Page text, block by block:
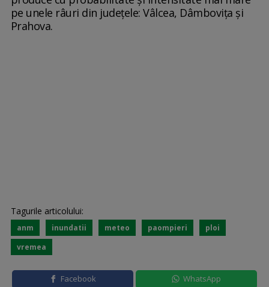
pe unele râuri din judeţele: Vâlcea, Dâmboviţa şi
Prahova.
Tagurile articolului:
anm inundatii meteo paompieri
ploi
vremea
Facebook WhatsApp